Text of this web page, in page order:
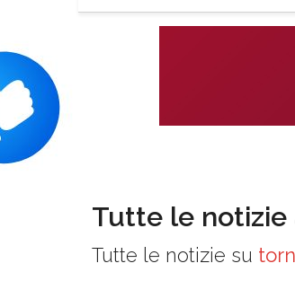
Tutte le
Tutte le notizie su